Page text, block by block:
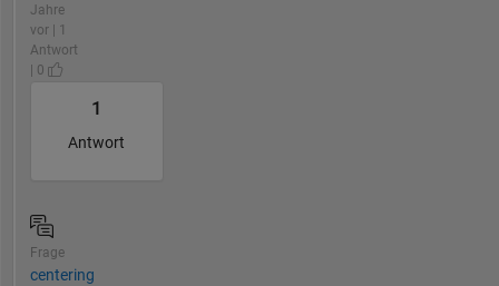
Jahre
vor | 1
Antwort
| 0
1
Antwort
Frage
centering